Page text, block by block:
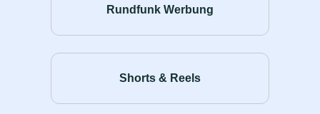
Rundfunk Werbung
Shorts & Reels